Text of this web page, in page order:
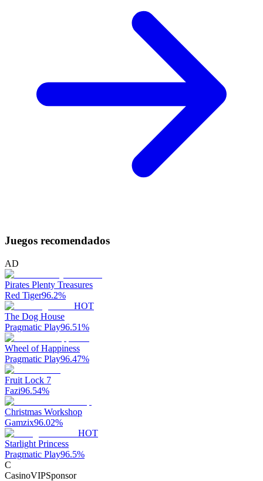
Juegos recomendados
AD
Pirates Plenty Treasures
Red Tiger96.2%
HOT
The Dog House
Pragmatic Play96.51%
Wheel of Happiness
Pragmatic Play96.47%
Fruit Lock 7
Fazi96.54%
Christmas Workshop
Gamzix96.02%
HOT
Starlight Princess
Pragmatic Play96.5%
C
CasinoVIPSponsor